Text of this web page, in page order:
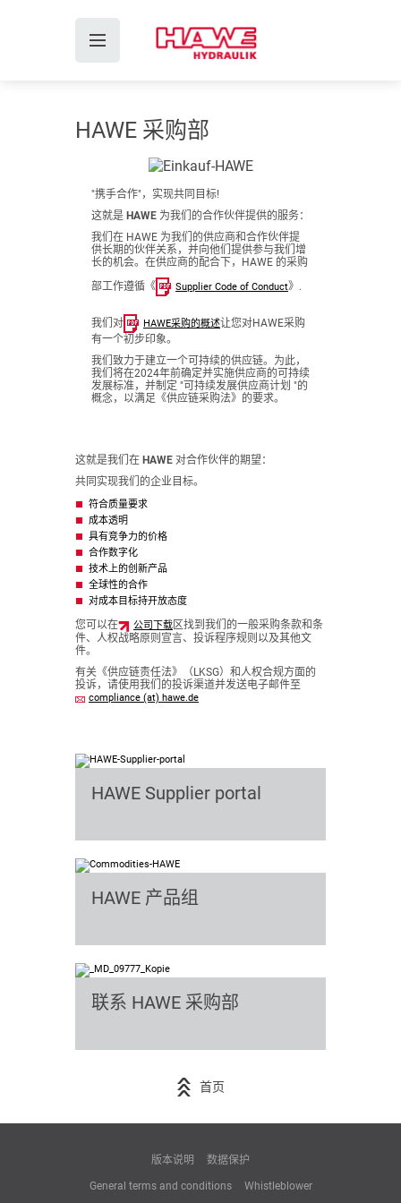
HAWE 采购部
"携手合作"，实现共同目标!
这就是 HAWE 为我们的合作伙伴提供的服务：
我们在 HAWE 为我们的供应商和合作伙伴提
供长期的伙伴关系，并向他们提供参与我们增
长的机会。在供应商的配合下，HAWE 的采购
部工作遵循《
Supplier Code of Conduct》.
我们对 HAWE采购的概述让您对HAWE采购
有一个初步印象。
我们致力于建立一个可持续的供应链。为此，
我们将在2024年前确定并实施供应商的可持续
发展标准，并制定 "可持续发展供应商计划 "的
概念，以满足《供应链采购法》的要求。
这就是我们在 HAWE 对合作伙伴的期望：
共同实现我们的企业目标。
符合质量要求
成本透明
具有竞争力的价格
合作数字化
技术上的创新产品
全球性的合作
对成本目标持开放态度
您可以在 公司下载 区找到我们的一般采购条款和条
件、人权战略原则宣言、投诉程序规则以及其他文
件。
有关《供应链责任法》（LKSG）和人权合规方面的
投诉，请使用我们的投诉渠道并发送电子邮件至
compliance (at) hawe.de
HAWE Supplier portal
HAWE 产品组
联系 HAWE 采购部
首页
版本说明 数据保护
General terms and conditions Whistleblower